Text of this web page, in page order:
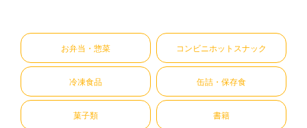
お弁当・惣菜 コンビニホットスナック
冷凍食品 缶詰・保存食
菓子類 書籍